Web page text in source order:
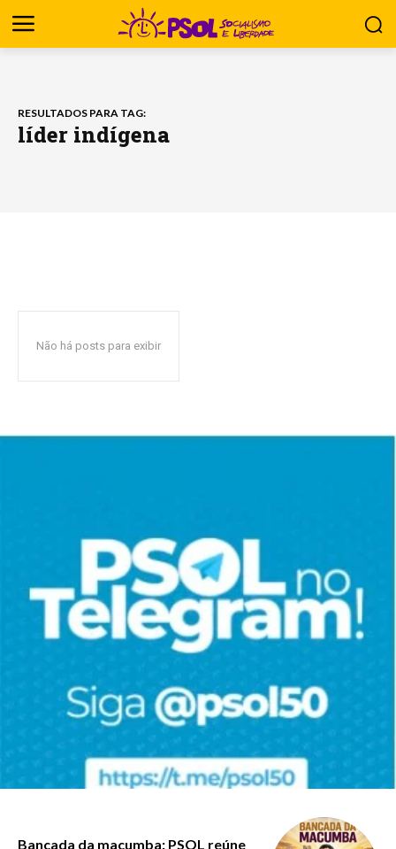
RESULTADOS PARA TAG:
líder indígena
Não há posts para exibir
Bancada da macumba: PSOL reúne